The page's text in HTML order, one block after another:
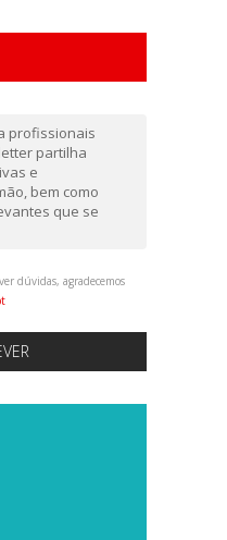
profissionais
partilha
e
bem como
que se
dúvidas, agradecemos